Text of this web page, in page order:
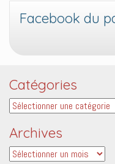
Facebook du
Catégories
Catégories
Archives
Archives